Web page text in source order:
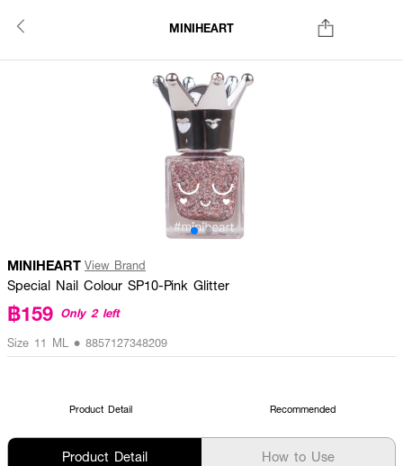
MINIHEART
MINIHEART View Brand
Special Nail Colour SP10-Pink Glitter
฿159 Only 2 left
Size 11 ML • 8857127348209
Product Detail Recommended
Product Detail How to Use